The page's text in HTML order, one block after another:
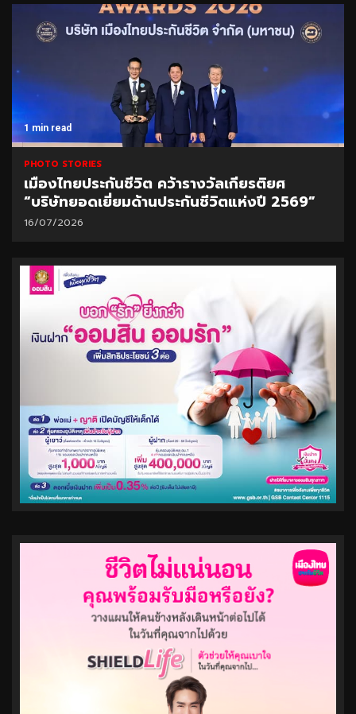
1 min read
PHOTO STORIES
เมืองไทยประกันชีวิต คว้ารางวัลเกียรติยศ
“บริษัทยอดเยี่ยมด้านประกันชีวิตแห่งปี 2569”
16/07/2026